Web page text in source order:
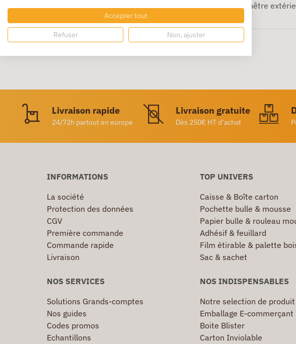
renforcé. Repères numériques imprimés, double fenêtre
Livraison rapide
24/72h partout en europe
Livraison gratuite
Dès 250€ HT d’achat
INFORMATIONS
La société
Protection des données
CGV
Première commande
Commande rapide
Livraison
TOP UNIVERS
Caisse & Boîte carton
Pochette bulle & mousse
Papier bulle & rouleau
Adhésif & feuillard
Film étirable & palette
Sac & sachet
NOS SERVICES
Solutions Grands-comptes
Nos guides
Codes promos
Echantillons
NOS INDISPENSABLES
Notre selection de produit
Emballage E-commerçant
Boite Blister
Carton Inviolable
Accepter tout
Refuser Non, ajuster